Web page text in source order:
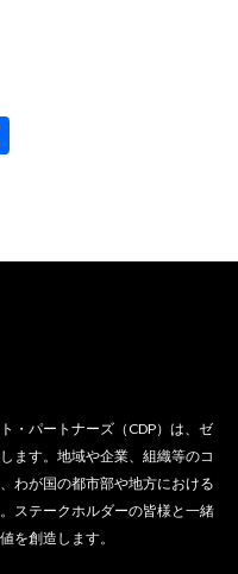
・パートナーズ（CDP）は、ゼ
ます。地域や企業、組織等のコ
わが国の都市部や地方における
ステークホルダーの皆様と一緒
を創造します。